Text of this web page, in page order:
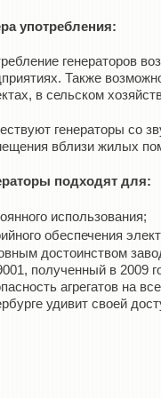
употребления:
генераторов
Также
в сельском
генераторы со
вблизи жилых
подходят для:
использования;
обеспечения
достоинством
полученный в 2009
агрегатов на
удивит своей